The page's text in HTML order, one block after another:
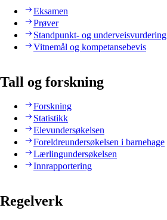
Eksamen
Prøver
Standpunkt- og underveisvurdering
Vitnemål og kompetansebevis
Tall og forskning
Forskning
Statistikk
Elevundersøkelsen
Foreldreundersøkelsen i barnehage
Lærlingundersøkelsen
Innrapportering
Regelverk